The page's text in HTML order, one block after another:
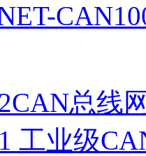
总线
工业级